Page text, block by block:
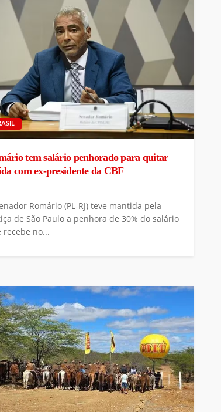
tem salário penhorado para quitar
com ex-presidente da CBF
Romário (PL-RJ) teve mantida pela
de São Paulo a penhora de 30% do salário
recebe no...